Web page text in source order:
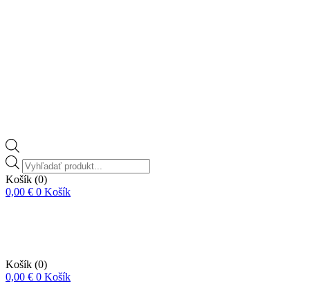
Vyhľadávanie
produktov
Košík (0)
0,00 € 0 Košík
Košík (0)
0,00 € 0 Košík